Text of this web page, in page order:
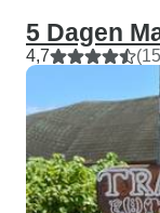
5 Dagen
4,7